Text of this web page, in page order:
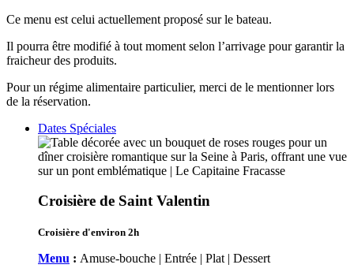
Ce menu est celui actuellement proposé sur le bateau.
Il pourra être modifié à tout moment selon l’arrivage pour garantir la
fraicheur des produits.
Pour un régime alimentaire particulier, merci de le mentionner lors
de la réservation.
Dates Spéciales
Croisière de Saint Valentin
Croisière d'environ 2h
Menu : Amuse-bouche | Entrée | Plat | Dessert